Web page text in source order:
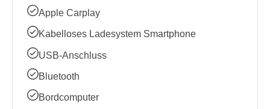
Apple Carplay
Kabelloses Ladesystem Smartphone
USB-Anschluss
Bluetooth
Bordcomputer